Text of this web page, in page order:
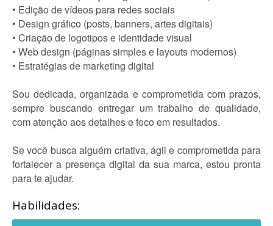
• Edição de vídeos para redes sociais
• Design gráfico (posts, banners, artes digitais)
• Criação de logotipos e identidade visual
• Web design (páginas simples e layouts modernos)
• Estratégias de marketing digital
Sou dedicada, organizada e comprometida com prazos,
sempre buscando entregar um trabalho de qualidade,
com atenção aos detalhes e foco em resultados.
Se você busca alguém criativa, ágil e comprometida para
fortalecer a presença digital da sua marca, estou pronta
para te ajudar.
Habilidades: